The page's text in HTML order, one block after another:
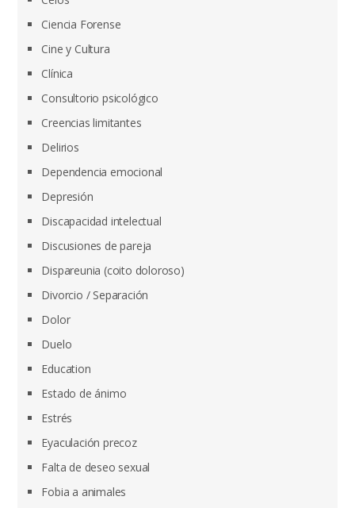
Ciencia Forense
Cine y Cultura
Clínica
Consultorio psicológico
Creencias limitantes
Delirios
Dependencia emocional
Depresión
Discapacidad intelectual
Discusiones de pareja
Dispareunia (coito doloroso)
Divorcio / Separación
Dolor
Duelo
Education
Estado de ánimo
Estrés
Eyaculación precoz
Falta de deseo sexual
Fobia a animales